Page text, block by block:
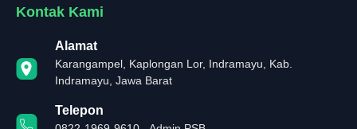
Kontak Kami
Alamat
Karangampel, Kaplongan Lor, Indramayu, Kab.
Indramayu, Jawa Barat
Telepon